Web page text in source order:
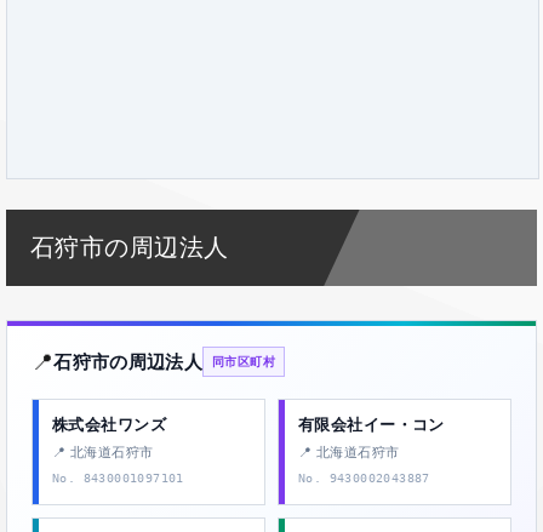
石狩市の周辺法人
📍石狩市の周辺法人 同市区町村
株式会社ワンズ
📍 北海道石狩市
No. 8430001097101
有限会社イー・コン
📍 北海道石狩市
No. 9430002043887